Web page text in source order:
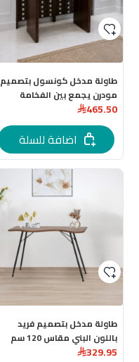
طاولة مدخل كونسول بتصميم
مودرن يجمع بين الفخامة
والبساطة بعدة اللوان
465.50
اضافة للسلة
طاولة مدخل بتصميم فريد
باللون البني مقاس 120 سم
329.95